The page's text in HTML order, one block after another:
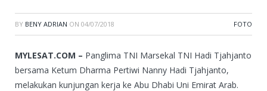
BY BENY ADRIAN ON 04/07/2018 FOTO
MYLESAT.COM – Panglima TNI Marsekal TNI Hadi Tjahjanto
bersama Ketum Dharma Pertiwi Nanny Hadi Tjahjanto,
melakukan kunjungan kerja ke Abu Dhabi Uni Emirat Arab.